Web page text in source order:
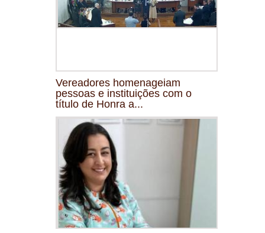
Vereadores homenageiam
pessoas e instituições com o
título de Honra a...